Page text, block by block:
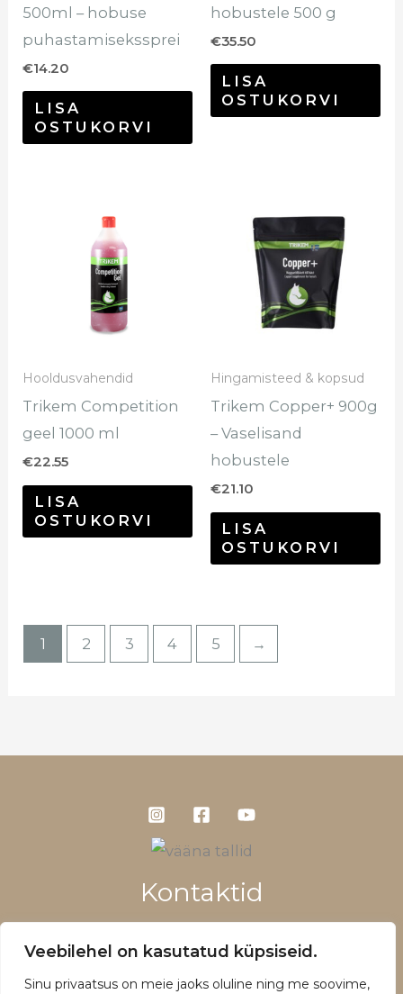
Veebilehel on kasutatud küpsiseid.
Sinu privaatsus on meie jaoks oluline ning me soovime,
500ml – hobuse
puhastamisekssprei
€14.20
LISA
OSTUKORVI
hobustele 500 g
€35.50
LISA
OSTUKORVI
Hooldusvahendid
Trikem Competition
geel 1000 ml
€22.55
LISA
OSTUKORVI
Hingamisteed & kopsud
Trikem Copper+ 900g
– Vaselisand
hobustele
€21.10
LISA
OSTUKORVI
1 2 3 4 5 →
Kontaktid
+372 5660 1028